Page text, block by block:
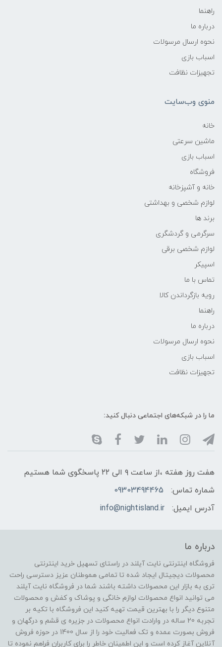
راهنما
درباره ما
نحوه ارسال مرسولات
اسباب بازی
تجهیزات نظافت
منوی وب‌سایت
خانه
ماشین سرعتی
اسباب بازی
فروشگاه
خانه و آشپزخانه
لوازم شخصی و بهداشتی
برند ها
سرگرمی و گردشگری
لوازم شخصی برقی
اسپیکر
تماس با ما
رویه بازگرداندن کالا
راهنما
درباره ما
نحوه ارسال مرسولات
اسباب بازی
تجهیزات نظافت
ما را در شبکه‌های اجتماعی دنبال کنید:
هفت روز هفته ،از ساعت ۹ الی ۲۲ پاسخگوی شما هستیم
شماره تماس:
09303494465
آدرس ایمیل:
info@nightisland.ir
درباره ما
فروشگاه اینترنتی نایت آیلند در راستای تسهیل خرید اینترنتی
محصولات دیجیتال ایجاد شده تا تمامی هموطنان عزیز دسترسی راحت
تری به بازار این محصولات داشته باشند شما در فروشگاه نایت آیلند
می توانید انواع محصولات لوازم خانگی و پوشاک و کفش و محصولات
متنوع دیگر را با بهترین قیمت تهیه کنید این فروشگاه با تکیه بر
تجربه 20 ساله در وارادت انواع محصولات در جزیره ی قشم و درگهان و
فروش بصورت عمده و تک فعالیت خود را از سال 1400 در حوزه فروش
آنلاین آغاز کرده است و این اطمینان خاطر را برای کاربران فراهم نموده تا